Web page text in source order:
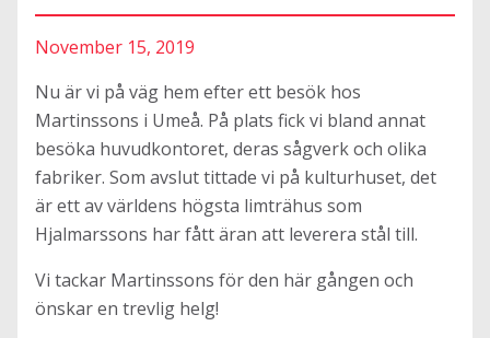
November 15, 2019
Nu är vi på väg hem efter ett besök hos
Martinssons i Umeå. På plats fick vi bland annat
besöka huvudkontoret, deras sågverk och olika
fabriker. Som avslut tittade vi på kulturhuset, det
är ett av världens högsta limträhus som
Hjalmarssons har fått äran att leverera stål till.
Vi tackar Martinssons för den här gången och
önskar en trevlig helg!